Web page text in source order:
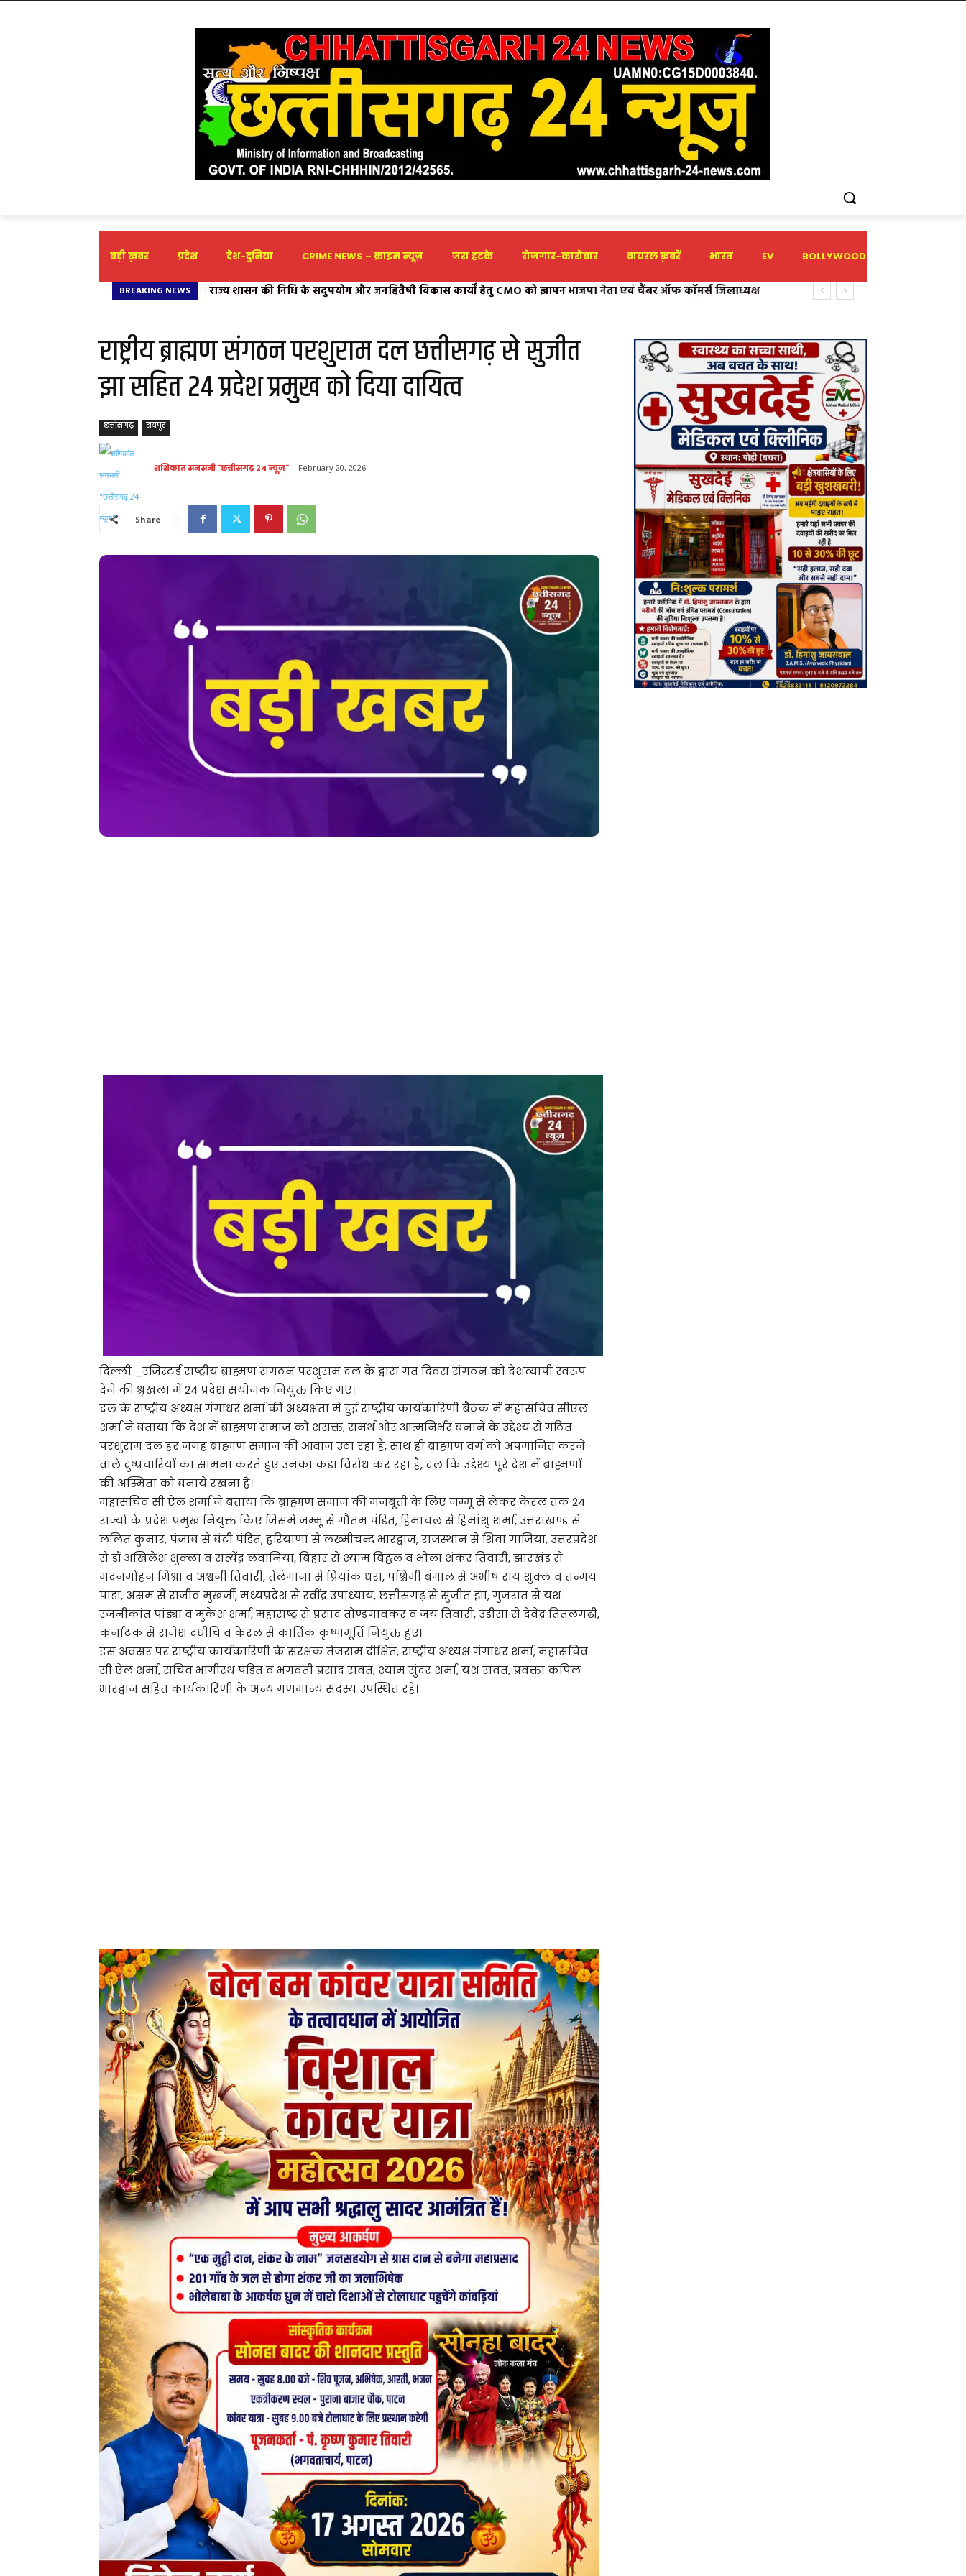
बड़ी ख़बर प्रदेश देश-दुनिया CRIME NEWS – क्राइम न्यूज़ जरा हटके रोजगार-कारोबार वायरल ख़बरें भारत EV BOLLYWOOD
BREAKING NEWS
राज्य शासन की निधि के सदुपयोग और जनहितैषी विकास कार्यों हेतु CMO को ज्ञापन भाजपा नेता एवं चैंबर ऑफ कॉमर्स जिलाध्यक्ष
राष्ट्रीय ब्राह्मण संगठन परशुराम दल छत्तीसगढ़ से सुजीत
झा सहित 24 प्रदेश प्रमुख को दिया दायित्व
छत्तीसगढ़ रायपुर
शशिकांत सनसनी "छत्तीसगढ़ 24 न्यूज़" February 20, 2026
Share
दिल्ली _रजिस्टर्ड राष्ट्रीय ब्राह्मण संगठन परशुराम दल के द्वारा गत दिवस संगठन को देशव्यापी स्वरूप
देने की श्रृंखला में 24 प्रदेश संयोजक नियुक्त किए गए।
दल के राष्ट्रीय अध्यक्ष गंगाधर शर्मा की अध्यक्षता में हुई राष्ट्रीय कार्यकारिणी बैठक में महासचिव सीएल
शर्मा ने बताया कि देश में ब्राह्मण समाज को शसक्त, समर्थ और आत्मनिर्भर बनाने के उद्देश्य से गठित
परशुराम दल हर जगह ब्राह्मण समाज की आवाज़ उठा रहा है, साथ ही ब्राह्मण वर्ग को अपमानित करने
वाले दुष्प्रचारियों का सामना करते हुए उनका कड़ा विरोध कर रहा है, दल कि उद्देश्य पूरे देश में ब्राह्मणों
की अस्मिता को बनाये रखना है।
महासचिव सी ऐल शर्मा ने बताया कि ब्राह्मण समाज की मज़बूती के लिए जम्मू से लेकर केरल तक 24
राज्यों के प्रदेश प्रमुख नियुक्त किए जिसमे जम्मू से गौतम पंडित, हिमाचल से हिमांशु शर्मा, उत्तराखण्ड से
ललित कुमार, पंजाब से बंटी पंडित, हरियाणा से लख्मीचन्द भारद्वाज, राजस्थान से शिवा गाजिया, उत्तरप्रदेश
से डॉ अखिलेश शुक्ला व सत्येंद्र लवानिया, बिहार से श्याम बिट्ठल व भोला शंकर तिवारी, झारखंड से
मदनमोहन मिश्रा व अश्वनी तिवारी, तेलंगाना से प्रियांक धरा, पश्चिमी बंगाल से अभीष राय शुक्ल व तन्मय
पांडा, असम से राजीव मुखर्जी, मध्यप्रदेश से रवींद्र उपाध्याय, छत्तीसगढ़ से सुजीत झा, गुजरात से यश
रजनीकांत पांड्या व मुकेश शर्मा, महाराष्ट्र से प्रसाद तोण्डगावकर व जय तिवारी, उड़ीसा से देवेंद्र तितलगढ़ी,
कर्नाटक से राजेश दधीचि व केरल से कार्तिक कृष्णमूर्ति नियुक्त हुए।
इस अवसर पर राष्ट्रीय कार्यकारिणी के संरक्षक तेजराम दीक्षित, राष्ट्रीय अध्यक्ष गंगाधर शर्मा, महासचिव
सी ऐल शर्मा, सचिव भागीरथ पंडित व भगवती प्रसाद रावत, श्याम सुंदर शर्मा, यश रावत, प्रवक्ता कपिल
भारद्वाज सहित कार्यकारिणी के अन्य गणमान्य सदस्य उपस्थित रहे।